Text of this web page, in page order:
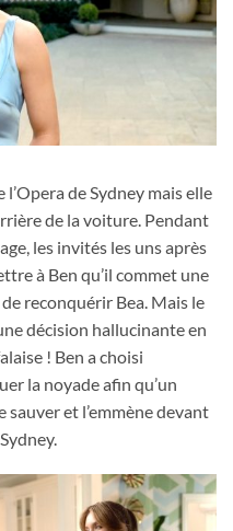
l'homme à sa
de Sydney mais elle
de la voiture. Pendant
les invités les uns après
à Ben qu’il commet une
reconquérir Bea. Mais le
décision hallucinante en
! Ben a choisi
la noyade afin qu’un
et l’emmène devant